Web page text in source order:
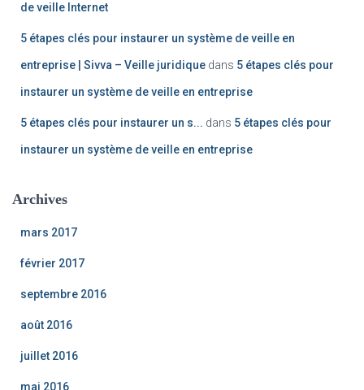
de veille Internet
5 étapes clés pour instaurer un système de veille en
entreprise | Sivva – Veille juridique dans 5 étapes clés pour
instaurer un système de veille en entreprise
5 étapes clés pour instaurer un s... dans 5 étapes clés pour
instaurer un système de veille en entreprise
Archives
mars 2017
février 2017
septembre 2016
août 2016
juillet 2016
mai 2016